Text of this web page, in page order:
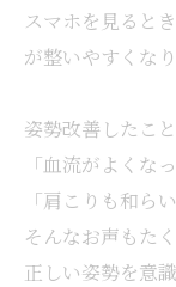
スマホを見ると
が整いやすくなり
姿勢改善したこと
「血流がよくな
「肩こりも和ら
そんなお声もた
正しい姿勢を意